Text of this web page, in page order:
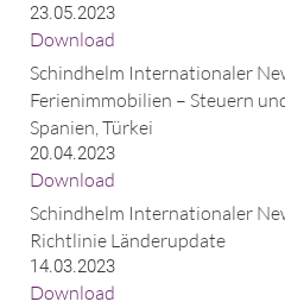
23.05.2023
Download
Schindhelm Internationaler
Ferienimmobilien – Steuern
Spanien, Türkei
20.04.2023
Download
Schindhelm Internationaler
Richtlinie Länderupdate
14.03.2023
Download